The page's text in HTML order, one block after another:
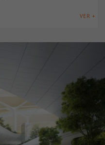
VER +